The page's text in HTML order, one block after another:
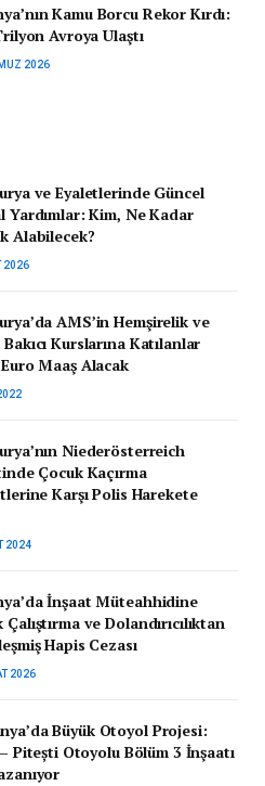
Kamu Borcu Rekor Kırdı:
Avroya Ulaştı
2026
ve Eyaletlerinde Güncel
Yardımlar: Kim, Ne Kadar
Alabilecek?
2026
AMS’in Hemşirelik ve
Kurslarına Katılanlar
Maaş Alacak
Niederösterreich
Çocuk Kaçırma
Karşı Polis Harekete
2024
İnşaat Müteahhidine
ve Dolandırıcılıktan
Hapis Cezası
2026
Büyük Otoyol Projesi:
Pitești Otoyolu Bölüm 3 İnşaatı